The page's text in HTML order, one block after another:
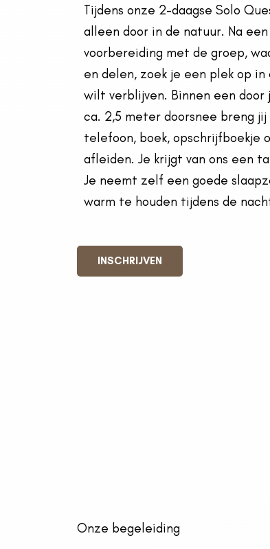
Tijdens onze 2-daagse Solo
alleen door in de natuur. Na
voorbereiding met de groep,
en delen, zoek je een plek op
wilt verblijven. Binnen een
ca. 2,5 meter doorsnee breng
telefoon, boek, opschrijfboekje
afleiden. Je krijgt van ons een
Je neemt zelf een goede
warm te houden tijdens de
INSCHRIJVEN
Onze begeleiding